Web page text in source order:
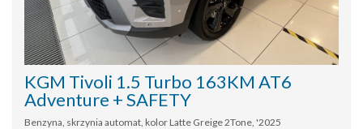
KGM Tivoli 1.5 Turbo 163KM AT6
Adventure + SAFETY
Benzyna, skrzynia automat, kolor Latte Greige 2Tone, '2025